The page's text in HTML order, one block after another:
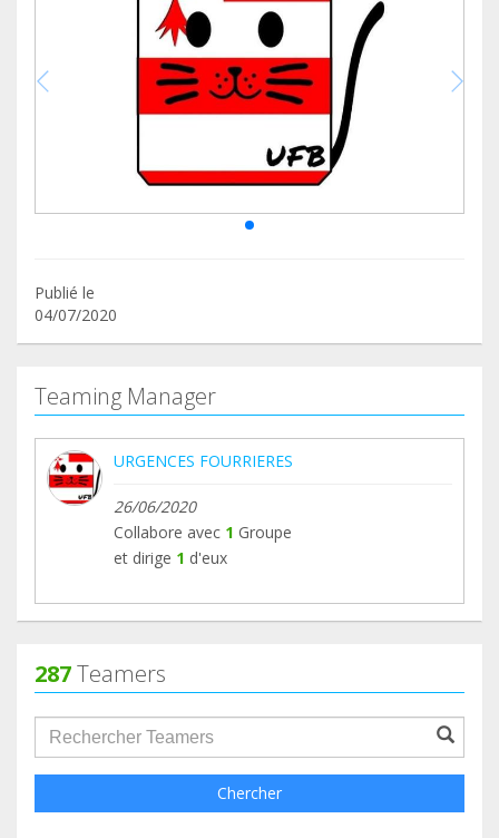
Publié le
04/07/2020
Teaming Manager
URGENCES FOURRIERES
26/06/2020
Collabore avec 1 Groupe
et dirige 1 d'eux
287Teamers
groupProfile.searchForm.search.text???
Chercher